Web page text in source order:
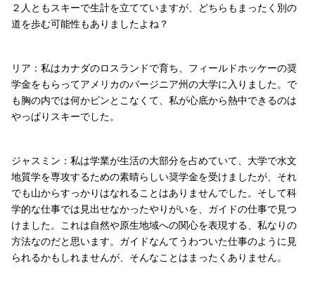
２人ともスキーで生計を立てていますが、どちらもまったく別の
道を歩む可能性もありましたよね？
リア：私はカナダのロスランドで育ち、フィールドホッケーの奨
学金をもらってアメリカのバージニア州の大学に入りました。で
も胸の内では何かピンとこなくて、私が心底から熱中できるのは
やっぱりスキーでした。
ジャスミン：私は学業が生活の大部分を占めていて、大学で水文
地質学を専攻するための素晴らしい奨学金を受けましたが、それ
でも山からすっかりはなれることはありませんでした。そして科
学的な仕事では見出せなかったやりがいを、ガイドの仕事で見つ
けました。これは自然や原生地域への関心を表現する、私なりの
方法なのだと思います。ガイドなんてうわついた仕事のように見
られるかもしれませんが、そんなことはまったくありません。